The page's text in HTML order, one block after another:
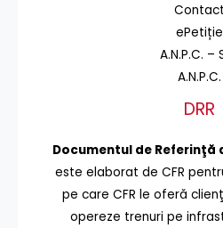
Contact
ePetiție
A.N.P.C. –
A.N.P.C.
DRR
Documentul de Referinţă
este elaborat de CFR
pe care CFR le oferă
opereze trenuri pe